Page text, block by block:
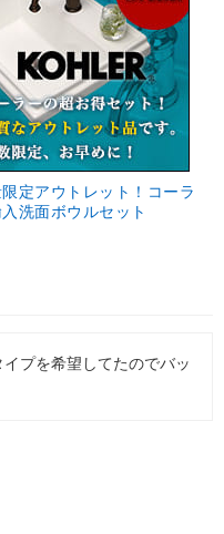
定アウトレット！コーラ
洗面ボウルセット
プを希望してたのでバッ